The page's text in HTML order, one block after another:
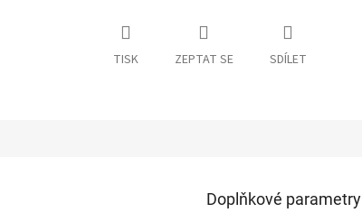
TISK ZEPTAT SE SDÍLET
Doplňkové parametry